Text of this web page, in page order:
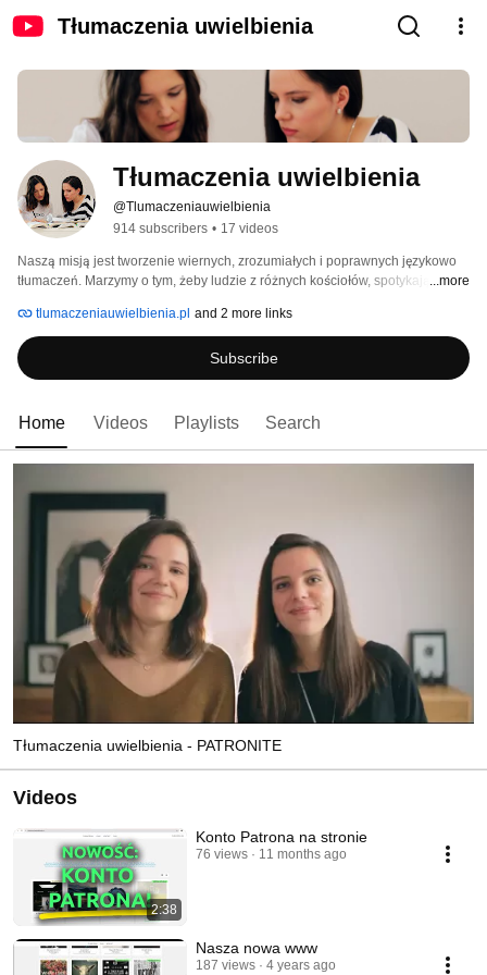
Tłumaczenia uwielbienia
Tłumaczenia uwielbienia
@Tlumaczeniauwielbienia
914 subscribers • 17 videos
Naszą misją jest tworzenie wiernych, zrozumiałych i poprawnych językowo
tłumaczeń. Marzymy o tym, żeby ludzie z różnych kościołów, spotykając się,
http://www.tlumaczeniauwielbienia.pl aby dowiedzieć się więcej.
...more
tlumaczeniauwielbienia.pl and 2 more links
Subscribe
Home Videos Playlists Search
Tłumaczenia uwielbienia - PATRONITE
Videos
2:38
Konto Patrona na stronie
76 views 11 months ago
Nasza nowa www
187 views 4 years ago